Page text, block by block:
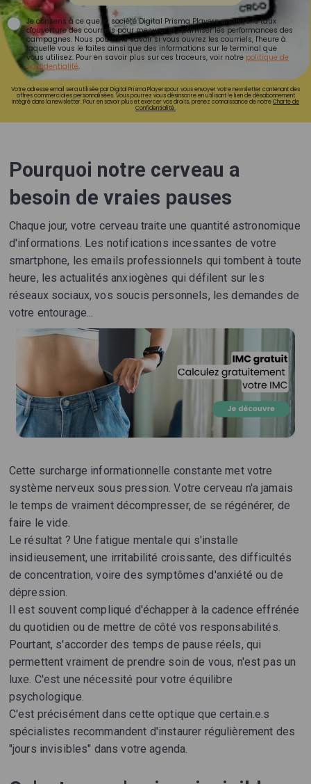
Je consens à ce que la société Digital Prisma Players analyse le taux
d'ouverture des courriels pour mesurer et optimiser les performances des
campagnes. Nous pourrons savoir si vous ouvrez les courriels, l'heure à
laquelle vous le faites ainsi que des informations sur le terminal que
vous utilisez. Pour en savoir plus sur ces traceurs, voir notre politique de
confidentialité.
Votre adresse email sera utilisée par Digital Prisma Playerspour vous envoyer votre newsletter contenant des
offres commerciales personnalisées. Vous pourrez vous désinscrire en utilisant le lien de désabonnement
intégré dans la newsletter. Pour en savoir plus et exercer vos droits, prenez connaissance de notreCharte de
Confidentialité.
Pourquoi notre cerveau a
besoin de vraies pauses
Chaque jour, votre cerveau traite une quantité astronomique
d'informations. Les notifications incessantes de votre
smartphone, les emails professionnels qui tombent à toute
heure, les actualités anxiogènes qui défilent sur les
réseaux sociaux, vos soucis personnels, les demandes de
votre entourage...
Cette surcharge informationnelle constante met votre
système nerveux sous pression. Votre cerveau n'a jamais
le temps de vraiment décompresser, de se régénérer, de
faire le vide.
Le résultat ? Une fatigue mentale qui s'installe
insidieusement, une irritabilité croissante, des difficultés
de concentration, voire des symptômes d'anxiété ou de
dépression.
Il est souvent compliqué d'échapper à la cadence effrénée
du quotidien ou de mettre de côté vos responsabilités.
Pourtant, s'accorder des temps de pause réels, qui
permettent vraiment de prendre soin de vous, n'est pas un
luxe. C'est une nécessité pour votre équilibre
psychologique.
C'est précisément dans cette optique que certain.e.s
spécialistes recommandent d'instaurer régulièrement des
"jours invisibles" dans votre agenda.